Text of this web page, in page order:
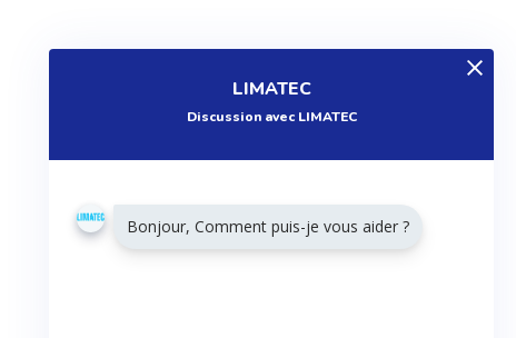
LIMATEC
Discussion avec LIMATEC
Bonjour, Comment puis-je vous aider ?
Réalisations
Tutoriels